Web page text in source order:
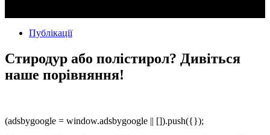
Публікації
Стиродур або полістирол? Дивіться
наше порівняння!
(adsbygoogle = window.adsbygoogle || []).push({});